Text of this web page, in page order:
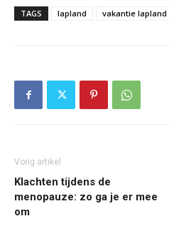
TAGS lapland vakantie lapland
Vorig artikel
Klachten tijdens de
menopauze: zo ga je er mee
om